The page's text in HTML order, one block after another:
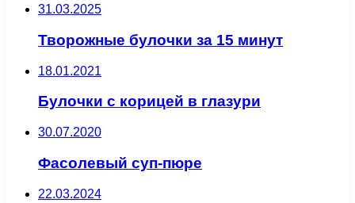
31.03.2025
Творожные булочки за 15 минут
18.01.2021
Булочки с корицей в глазури
30.07.2020
Фасолевый суп-пюре
22.03.2024